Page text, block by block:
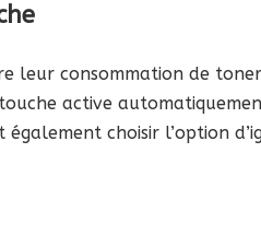
leur consommation de
active
choisir l’option